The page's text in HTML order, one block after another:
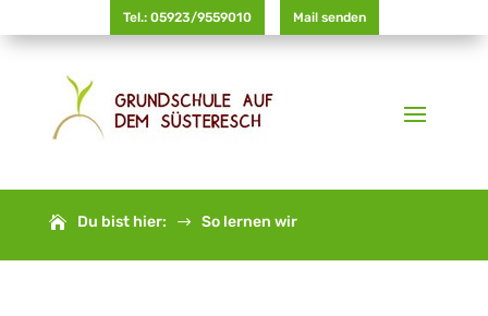
Tel.: 05923/9559010 Mail senden
Du bist hier: $ So lernen wir